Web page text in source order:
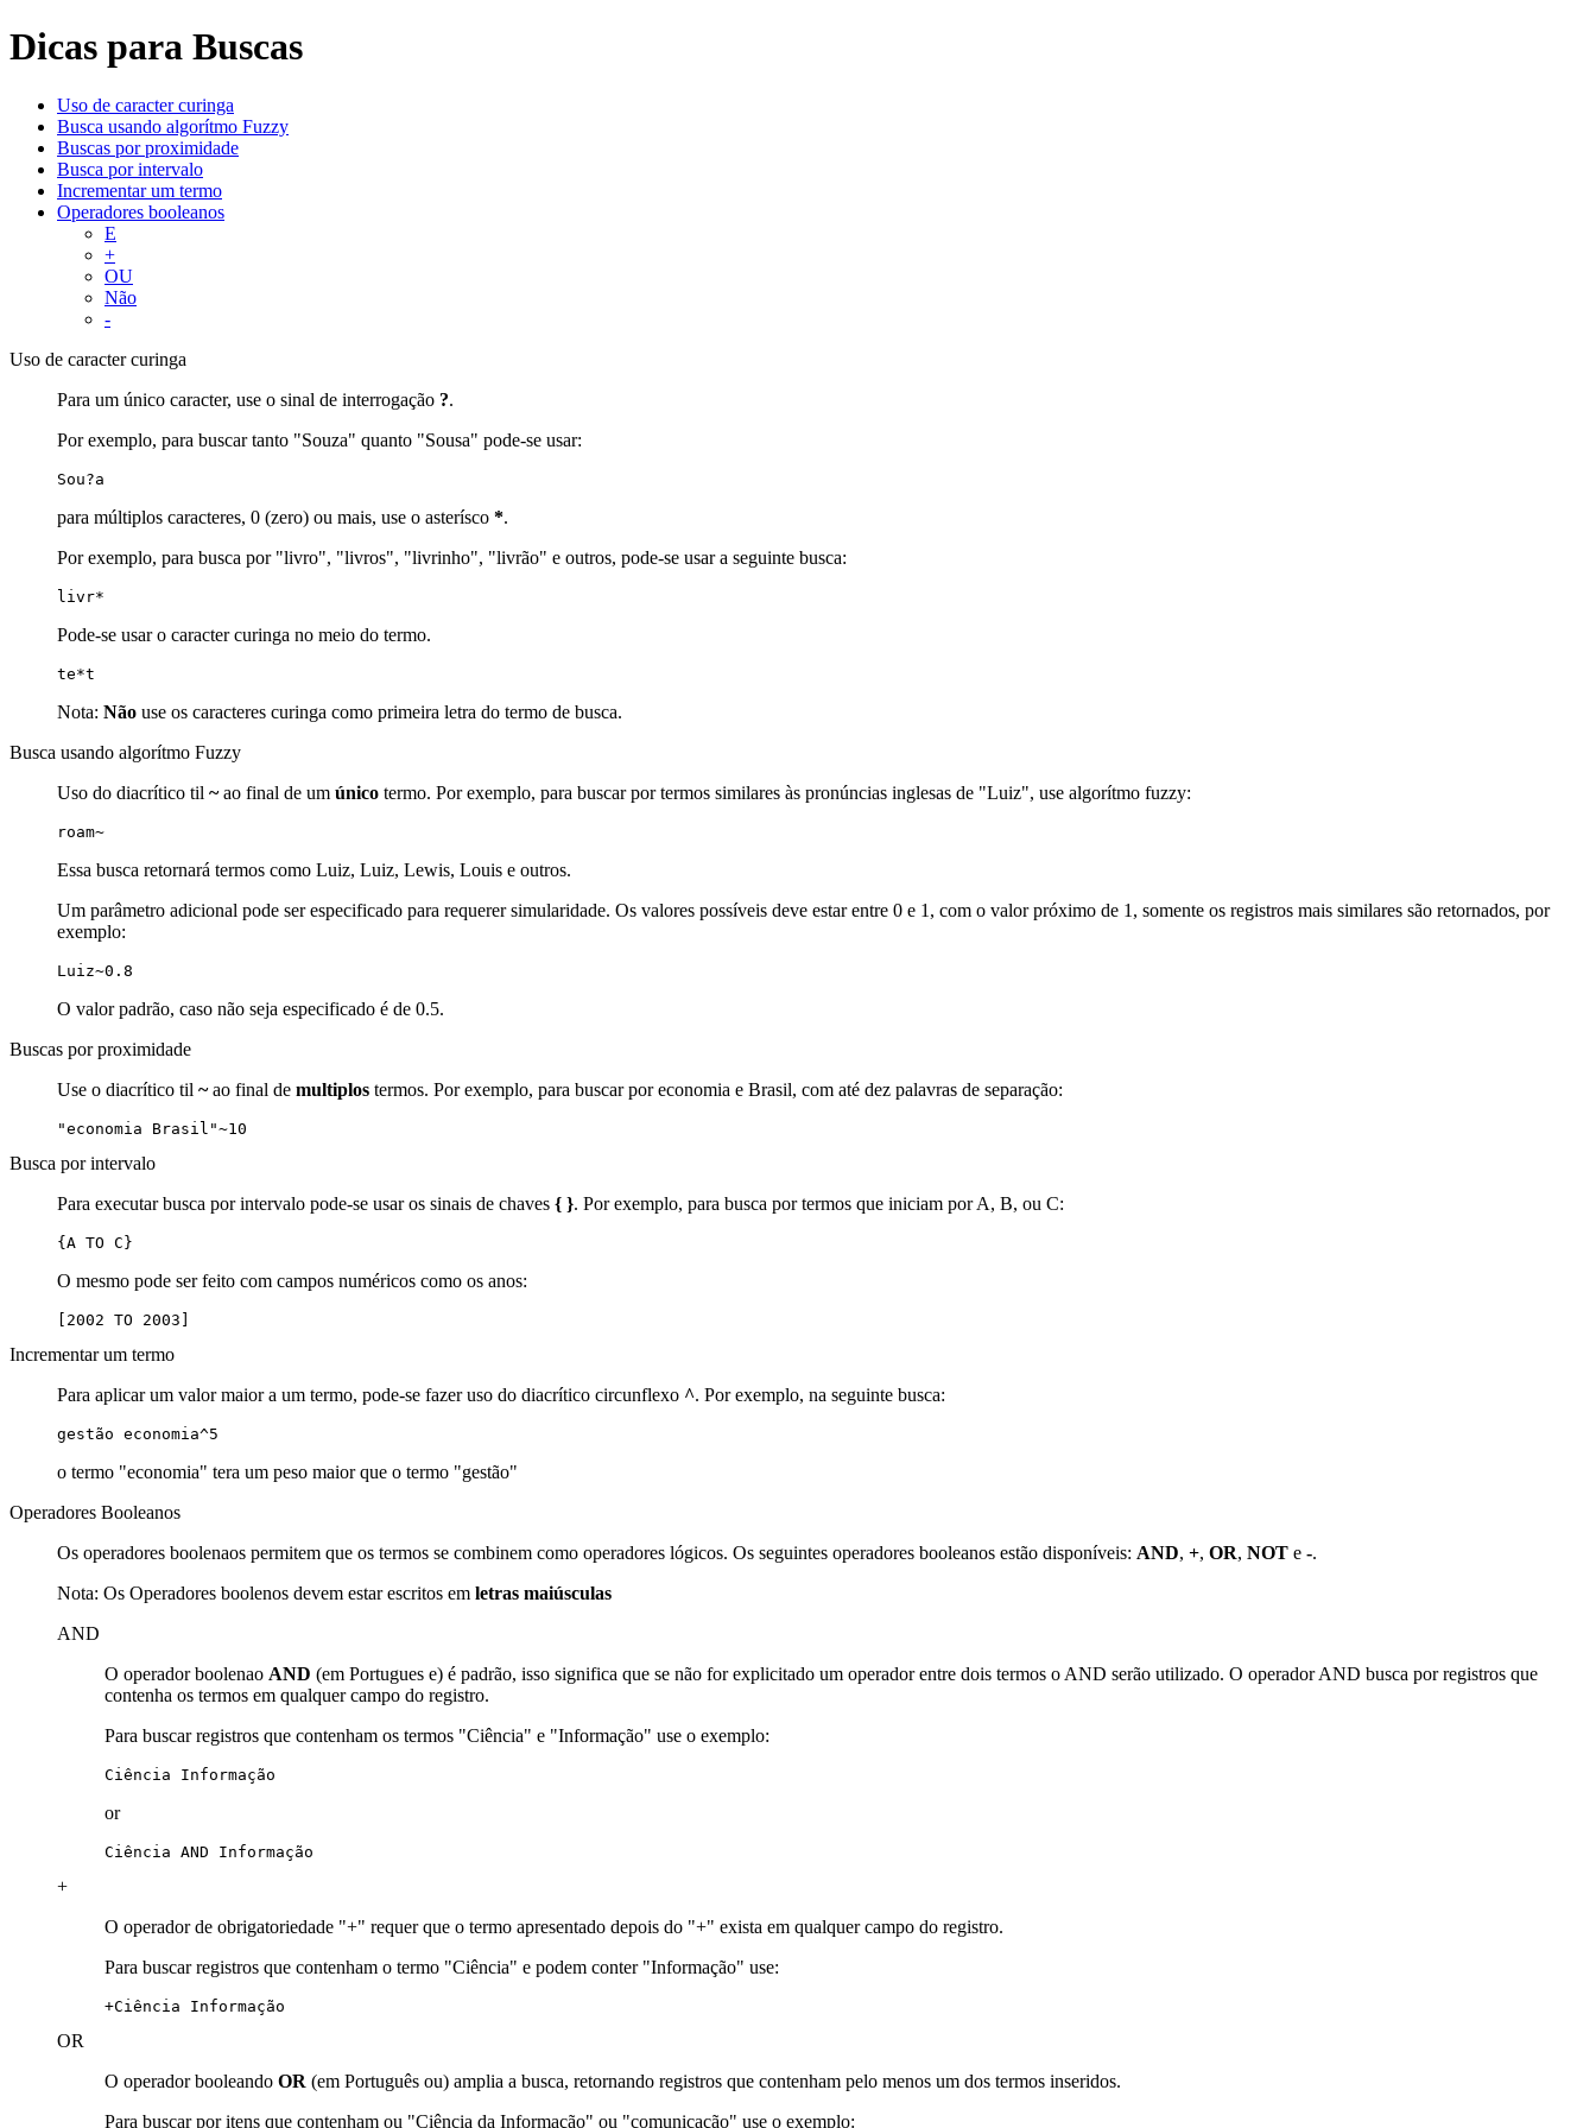
Dicas para Buscas
Uso de caracter curinga
Busca usando algorítmo Fuzzy
Buscas por proximidade
Busca por intervalo
Incrementar um termo
Operadores booleanos
E
+
OU
Não
-
Uso de caracter curinga
Para um único caracter, use o sinal de interrogação ?.
Por exemplo, para buscar tanto "Souza" quanto "Sousa" pode-se usar:
Sou?a
para múltiplos caracteres, 0 (zero) ou mais, use o asterísco *.
Por exemplo, para busca por "livro", "livros", "livrinho", "livrão" e outros, pode-se usar a seguinte busca:
livr*
Pode-se usar o caracter curinga no meio do termo.
te*t
Nota: Não use os caracteres curinga como primeira letra do termo de busca.
Busca usando algorítmo Fuzzy
Uso do diacrítico til ~ao final de um único termo. Por exemplo, para buscar por termos similares às pronúncias inglesas de "Luiz", use algorítmo fuzzy:
roam~
Essa busca retornará termos como Luiz, Luiz, Lewis, Louis e outros.
Um parâmetro adicional pode ser especificado para requerer simularidade. Os valores possíveis deve estar entre 0 e 1, com o valor próximo de 1, somente os registros mais similares são retornados, por
exemplo:
Luiz~0.8
O valor padrão, caso não seja especificado é de 0.5.
Buscas por proximidade
Use o diacrítico til ~ao final de multiplos termos. Por exemplo, para buscar por economia e Brasil, com até dez palavras de separação:
"economia Brasil"~10
Busca por intervalo
Para executar busca por intervalo pode-se usar os sinais de chaves { }. Por exemplo, para busca por termos que iniciam por A, B, ou C:
{A TO C}
O mesmo pode ser feito com campos numéricos como os anos:
[2002 TO 2003]
Incrementar um termo
Para aplicar um valor maior a um termo, pode-se fazer uso do diacrítico circunflexo ^. Por exemplo, na seguinte busca:
gestão economia^5
o termo "economia" tera um peso maior que o termo "gestão"
Operadores Booleanos
Os operadores boolenaos permitem que os termos se combinem como operadores lógicos. Os seguintes operadores booleanos estão disponíveis: AND, +, OR, NOT e -.
Nota: Os Operadores boolenos devem estar escritos em letras maiúsculas
AND
O operador boolenao AND (em Portugues e) é padrão, isso significa que se não for explicitado um operador entre dois termos o AND serão utilizado. O operador AND busca por registros que
contenha os termos em qualquer campo do registro.
Para buscar registros que contenham os termos "Ciência" e "Informação" use o exemplo:
Ciência Informação
or
Ciência AND Informação
+
O operador de obrigatoriedade "+" requer que o termo apresentado depois do "+" exista em qualquer campo do registro.
Para buscar registros que contenham o termo "Ciência" e podem conter "Informação" use:
+Ciência Informação
OR
O operador booleando OR (em Português ou) amplia a busca, retornando registros que contenham pelo menos um dos termos inseridos.
Para buscar por itens que contenham ou "Ciência da Informação" ou "comunicação" use o exemplo: